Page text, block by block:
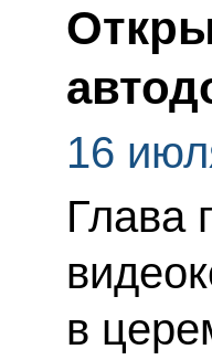
16
Глава
в